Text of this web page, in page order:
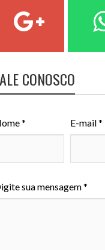
CONOSCO
* E-mail *
sua mensagem *